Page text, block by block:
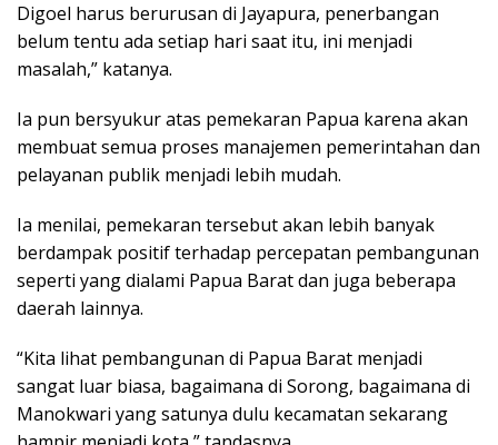
Digoel harus berurusan di Jayapura, penerbangan
belum tentu ada setiap hari saat itu, ini menjadi
masalah,” katanya.
Ia pun bersyukur atas pemekaran Papua karena akan
membuat semua proses manajemen pemerintahan dan
pelayanan publik menjadi lebih mudah.
Ia menilai, pemekaran tersebut akan lebih banyak
berdampak positif terhadap percepatan pembangunan
seperti yang dialami Papua Barat dan juga beberapa
daerah lainnya.
“Kita lihat pembangunan di Papua Barat menjadi
sangat luar biasa, bagaimana di Sorong, bagaimana di
Manokwari yang satunya dulu kecamatan sekarang